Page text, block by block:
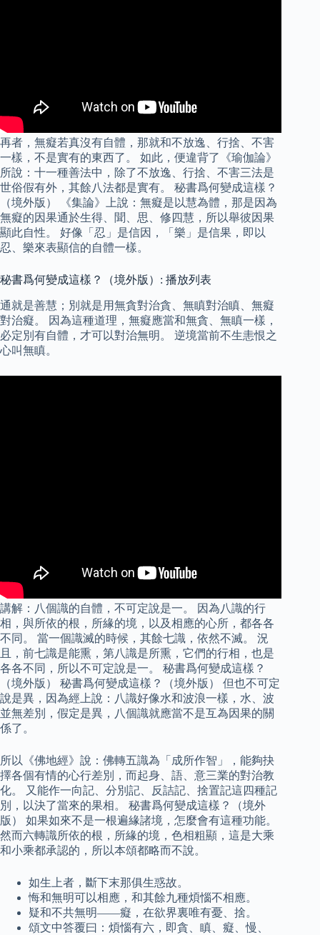
再者，無癡若真沒有自體，那就和不放逸、行捨、不害
一樣，不是實有的東西了。 如此，便違背了《瑜伽論》
所說：十一種善法中，除了不放逸、行捨、不害三法是
世俗假有外，其餘八法都是實有。 秘書爲何變成這樣？
（境外版） 《集論》上說：無癡是以慧為體，那是因為
無癡的因果通於生得、聞、思、修四慧，所以舉彼因果
顯此自性。 好像「忍」是信因，「樂」是信果，即以
忍、樂來表顯信的自體一樣。
秘書爲何變成這樣？（境外版）: 播放列表
通就是善慧；別就是用無貪對治貪、無瞋對治瞋、無癡
對治癡。 因為這種道理，無癡應當和無貪、無瞋一樣，
必定別有自體，才可以對治無明。 逆境當前不生恚恨之
心叫無瞋。
講解：八個識的自體，不可定說是一。 因為八識的行
相，與所依的根，所緣的境，以及相應的心所，都各各
不同。 當一個識滅的時候，其餘七識，依然不滅。 況
且，前七識是能熏，第八識是所熏，它們的行相，也是
各各不同，所以不可定說是一。 秘書爲何變成這樣？
（境外版） 秘書爲何變成這樣？（境外版） 但也不可定
說是異，因為經上說：八識好像水和波浪一樣，水、波
並無差別，假定是異，八個識就應當不是互為因果的關
係了。
所以《佛地經》說：佛轉五識為「成所作智」，能夠抉
擇各個有情的心行差別，而起身、語、意三業的對治教
化。 又能作一向記、分別記、反詰記、捨置記這四種記
別，以決了當來的果相。 秘書爲何變成這樣？（境外
版） 如果如來不是一根遍緣諸境，怎麼會有這種功能。
然而六轉識所依的根，所緣的境，色相粗顯，這是大乘
和小乘都承認的，所以本頌都略而不說。
如生上者，斷下末那俱生惑故。
悔和無明可以相應，和其餘九種煩惱不相應。
疑和不共無明——癡，在欲界裏唯有憂、捨。
頌文中答覆曰：煩惱有六，即貪、瞋、癡、慢、